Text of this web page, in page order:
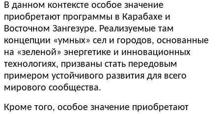
В данном контексте особое значение
приобретают программы в Карабахе и
Восточном Зангезуре. Реализуемые там
концепции «умных» сел и городов, основанные
на «зеленой» энергетике и инновационных
технологиях, призваны стать передовым
примером устойчивого развития для всего
мирового сообщества.
Кроме того, особое значение приобретают